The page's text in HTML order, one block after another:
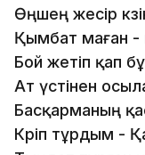
Өңшең жесір
Қымбат маған -
Бой жетіп қап
Ат үстінен
Басқарманың
Көріп тұрдым -